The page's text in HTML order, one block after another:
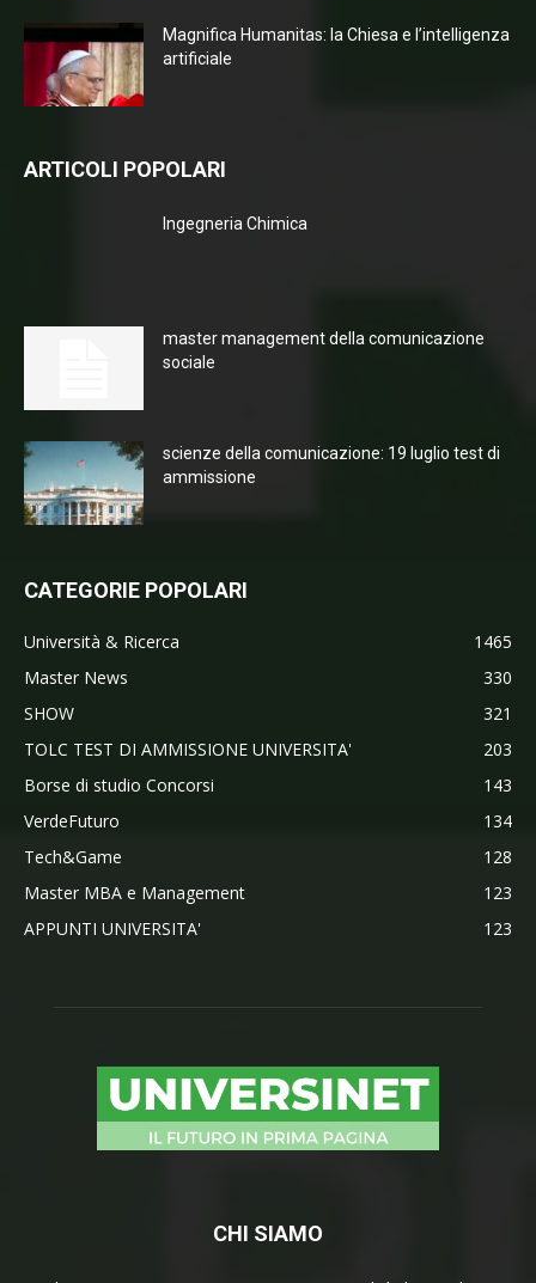
Magnifica Humanitas: la Chiesa e l’intelligenza
artificiale
ARTICOLI POPOLARI
Ingegneria Chimica
master management della comunicazione
sociale
scienze della comunicazione: 19 luglio test di
ammissione
CATEGORIE POPOLARI
Università & Ricerca
1465
Master News
330
SHOW
321
TOLC TEST DI AMMISSIONE UNIVERSITA'
203
Borse di studio Concorsi
143
VerdeFuturo
134
Tech&Game
128
Master MBA e Management
123
APPUNTI UNIVERSITA'
123
CHI SIAMO